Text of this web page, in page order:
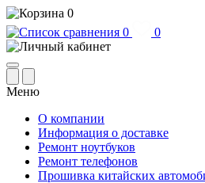
0
0
0
Меню
О компании
Информация о доставке
Ремонт ноутбуков
Ремонт телефонов
Прошивка китайских